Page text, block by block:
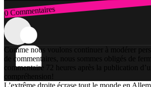
0 Commentaires
Connexion
Comme nous voulons continuer à modérer
de commentaires, nous sommes obligés de
commentaire 72 heures après la publication
compréhension!